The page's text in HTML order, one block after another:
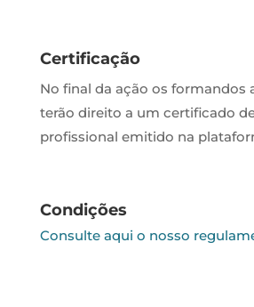
Certificação
No final da ação os formandos
terão direito a um certificado
profissional emitido na
Condições
Consulte aqui o nosso